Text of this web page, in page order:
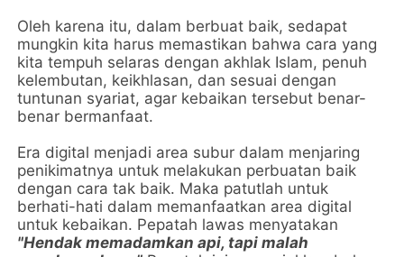
Oleh karena itu, dalam berbuat baik, sedapat
mungkin kita harus memastikan bahwa cara yang
kita tempuh selaras dengan akhlak Islam, penuh
kelembutan, keikhlasan, dan sesuai dengan
tuntunan syariat, agar kebaikan tersebut benar-
benar bermanfaat.
Era digital menjadi area subur dalam menjaring
penikimatnya untuk melakukan perbuatan baik
dengan cara tak baik. Maka patutlah untuk
berhati-hati dalam memanfaatkan area digital
untuk kebaikan. Pepatah lawas menyatakan
"Hendak memadamkan api, tapi malah